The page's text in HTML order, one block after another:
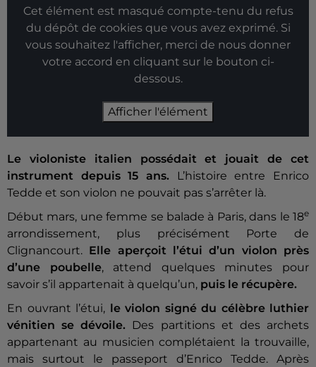
Cet élément est masqué compte-tenu du refus
du dépôt de cookies que vous avez exprimé. Si
vous souhaitez l'afficher, merci de nous donner
votre accord en cliquant sur le bouton ci-
dessous.
Afficher l'élément
Le violoniste italien possédait et jouait de cet
instrument depuis 15 ans. L’histoire entre Enrico
Tedde et son violon ne pouvait pas s’arrêter là.
Début mars, une femme se balade à Paris, dans le 18e
arrondissement, plus précisément Porte de
Clignancourt. Elle aperçoit l’étui d’un violon près
d’une poubelle, attend quelques minutes pour
savoir s’il appartenait à quelqu’un, puis le récupère.
En ouvrant l’étui,
le violon signé du célèbre luthier
vénitien se dévoile. Des partitions et des archets
appartenant au musicien complétaient la trouvaille,
mais surtout le passeport d’Enrico Tedde. Après